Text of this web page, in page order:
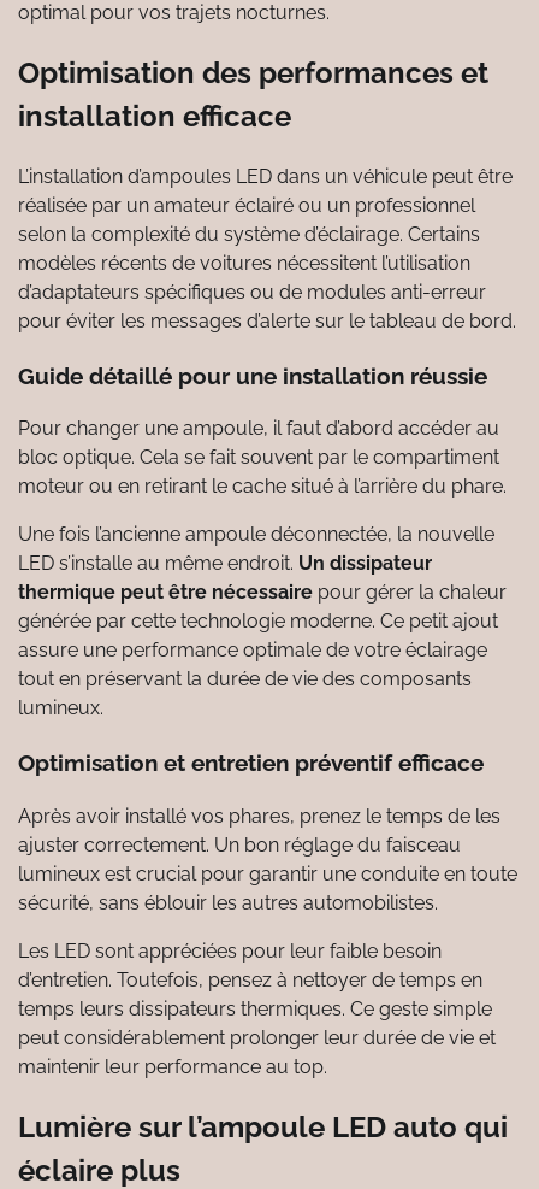
optimal pour vos trajets nocturnes.
Optimisation des performances et
installation efficace
L’installation d’ampoules LED dans un véhicule peut être
réalisée par un amateur éclairé ou un professionnel
selon la complexité du système d’éclairage. Certains
modèles récents de voitures nécessitent l’utilisation
d’adaptateurs spécifiques ou de modules anti-erreur
pour éviter les messages d’alerte sur le tableau de bord.
Guide détaillé pour une installation réussie
Pour changer une ampoule, il faut d’abord accéder au
bloc optique. Cela se fait souvent par le compartiment
moteur ou en retirant le cache situé à l’arrière du phare.
Une fois l’ancienne ampoule déconnectée, la nouvelle
LED s’installe au même endroit. Un dissipateur
thermique peut être nécessaire pour gérer la chaleur
générée par cette technologie moderne. Ce petit ajout
assure une performance optimale de votre éclairage
tout en préservant la durée de vie des composants
lumineux.
Optimisation et entretien préventif efficace
Après avoir installé vos phares, prenez le temps de les
ajuster correctement. Un bon réglage du faisceau
lumineux est crucial pour garantir une conduite en toute
sécurité, sans éblouir les autres automobilistes.
Les LED sont appréciées pour leur faible besoin
d’entretien. Toutefois, pensez à nettoyer de temps en
temps leurs dissipateurs thermiques. Ce geste simple
peut considérablement prolonger leur durée de vie et
maintenir leur performance au top.
Lumière sur l’ampoule LED auto qui
éclaire plus